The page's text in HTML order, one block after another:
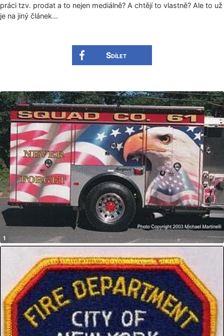
práci tzv. prodat a to nejen mediálně? A chtějí to vlastně? Ale to už
je na jiný článek…
Sdílet